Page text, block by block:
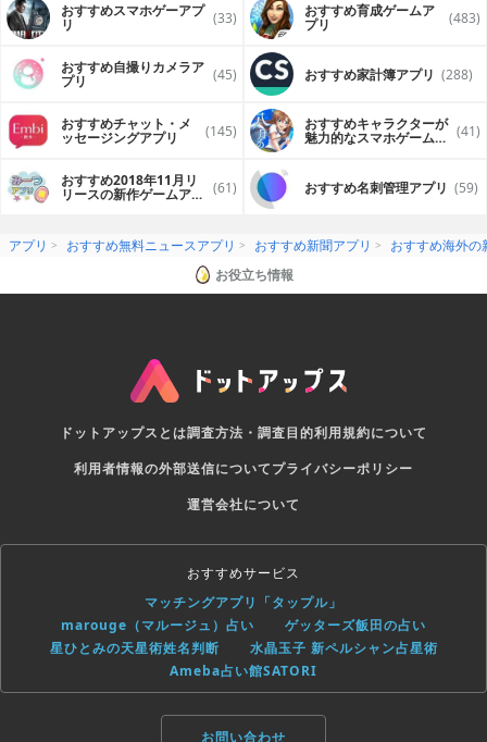
おすすめスマホゲーアプ
リ (33) おすすめ育成ゲームア
プリ (483)
おすすめ自撮りカメラア
プリ (45) おすすめ家計簿アプリ (288)
おすすめチャット・メ
ッセージングアプリ (145) おすすめキャラクターが
魅力的なスマホゲームア (41)
おすすめ2018年11月リ
リースの新作ゲームアプ (61) おすすめ名刺管理アプリ (59)
アプリ おすすめ無料ニュースアプリ おすすめ新聞アプリ
おすすめ海外の
お役立ち情報
ドットアップスとは調査方法・調査目的利用規約について
利用者情報の外部送信についてプライバシーポリシー
運営会社について
おすすめサービス
マッチングアプリ「タップル」
marouge（マルージュ）占い
ゲッターズ飯田の占い
星ひとみの天星術姓名判断
水晶玉子 新ペルシャン占星術
Ameba占い館SATORI
お問い合わせ